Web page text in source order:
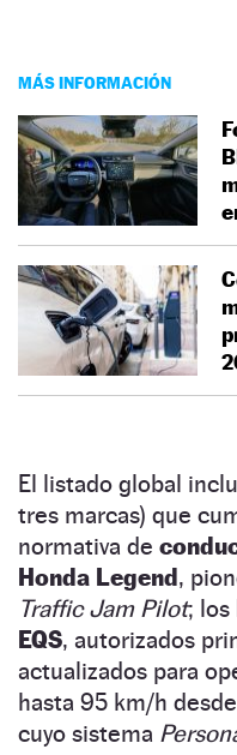
MÁS INFORMACIÓN
El listado global
tres marcas) que
normativa de
Honda Legend,
Traffic Jam Pilot; los
EQS, autorizados
actualizados para
hasta 95 km/h
cuyo sistema